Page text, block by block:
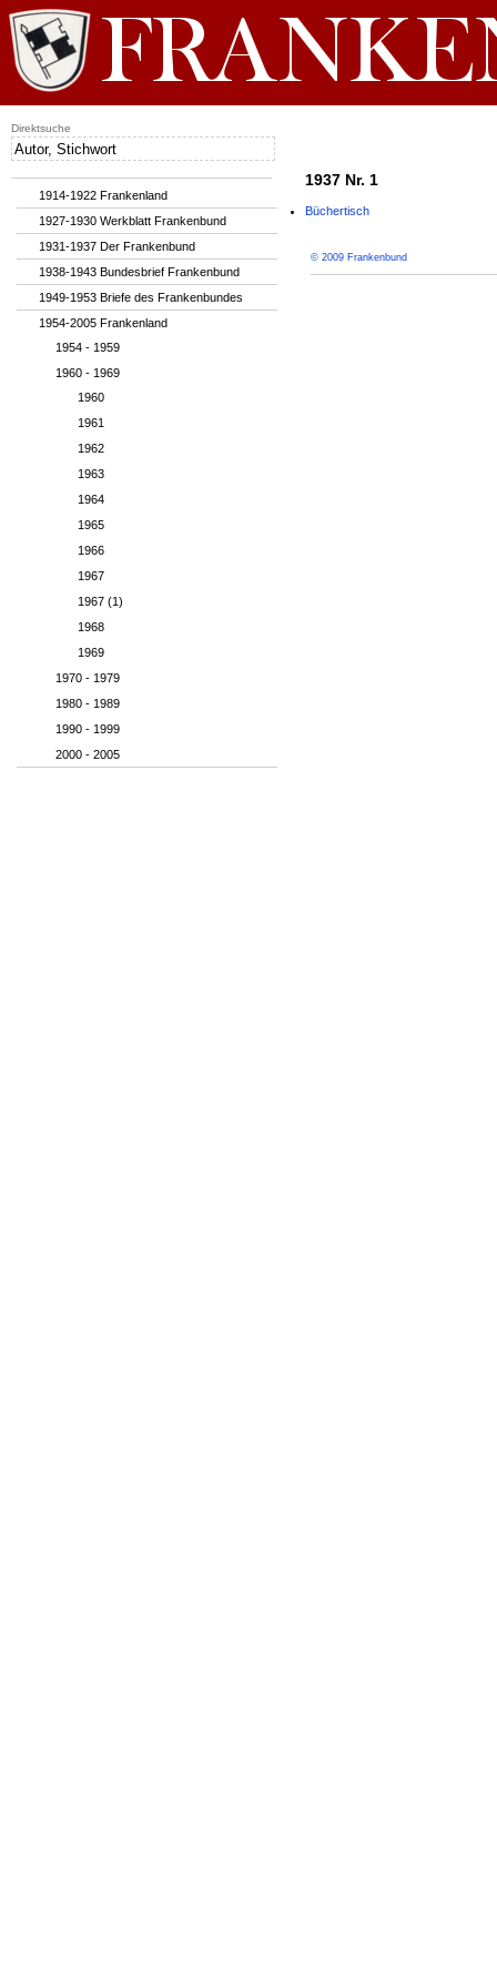
1937 Nr. 1
Büchertisch
© 2009 Frankenbund
1914-1922 Frankenland
1927-1930 Werkblatt Frankenbund
1931-1937 Der Frankenbund
1938-1943 Bundesbrief Frankenbund
1949-1953 Briefe des Frankenbundes
1954-2005 Frankenland
1954 - 1959
1960 - 1969
1960
1961
1962
1963
1964
1965
1966
1967
1967 (1)
1968
1969
1970 - 1979
1980 - 1989
1990 - 1999
2000 - 2005
Direktsuche